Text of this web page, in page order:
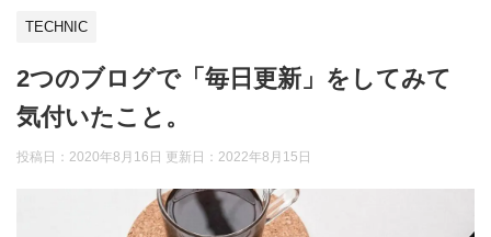
TECHNIC
2つのブログで「毎日更新」をしてみて
気付いたこと。
投稿日：2020年8月16日 更新日： 2022年8月15日